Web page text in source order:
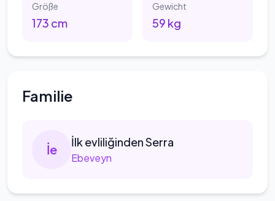
Größe
173 cm
Gewicht
59 kg
Familie
İe İlk evliliğinden Serra
Ebeveyn